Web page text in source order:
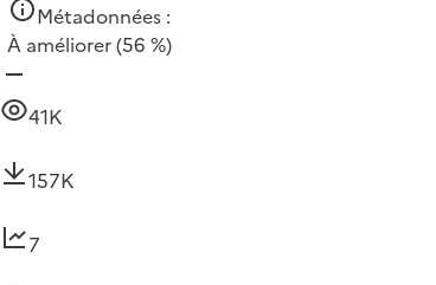
Métadonnées :
À améliorer(56 %)
41K
157K
7